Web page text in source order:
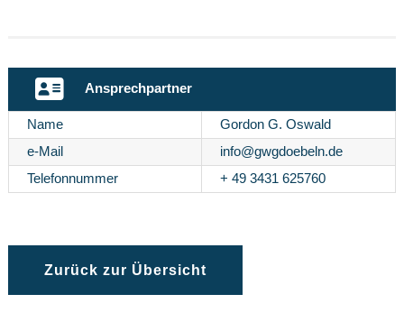
Ansprechpartner
Name
Gordon G. Oswald
e-Mail
info@gwgdoebeln.de
Telefonnummer
+ 49 3431 625760
Zurück zur Übersicht